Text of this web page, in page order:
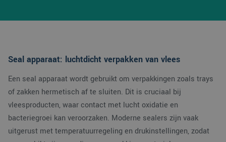
Seal apparaat: luchtdicht verpakken van vlees
Een seal apparaat wordt gebruikt om verpakkingen zoals trays
of zakken hermetisch af te sluiten. Dit is cruciaal bij
vleesproducten, waar contact met lucht oxidatie en
bacteriegroei kan veroorzaken. Moderne sealers zijn vaak
uitgerust met temperatuurregeling en drukinstellingen, zodat